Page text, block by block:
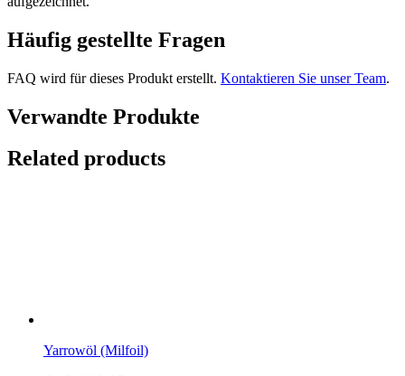
Häufig gestellte Fragen
FAQ wird für dieses Produkt erstellt. Kontaktieren Sie unser Team.
Verwandte Produkte
Related products
Yarrowöl (Milfoil)